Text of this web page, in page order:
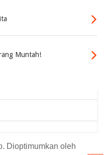
Muntah!
Dioptimumkan oleh